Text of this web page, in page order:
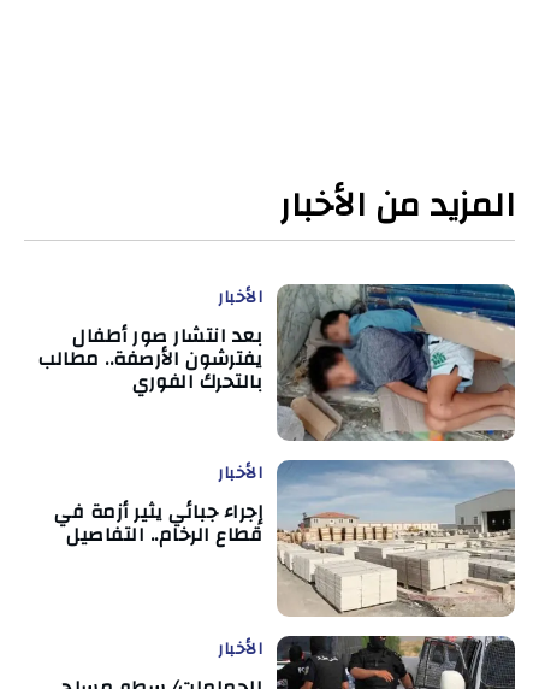
المزيد من الأخبار
الأخبار
بعد انتشار صور أطفال
يفترشون الأرصفة.. مطالب
بالتحرك الفوري
الأخبار
إجراء جبائي يثير أزمة في
قطاع الرخام.. التفاصيل
الأخبار